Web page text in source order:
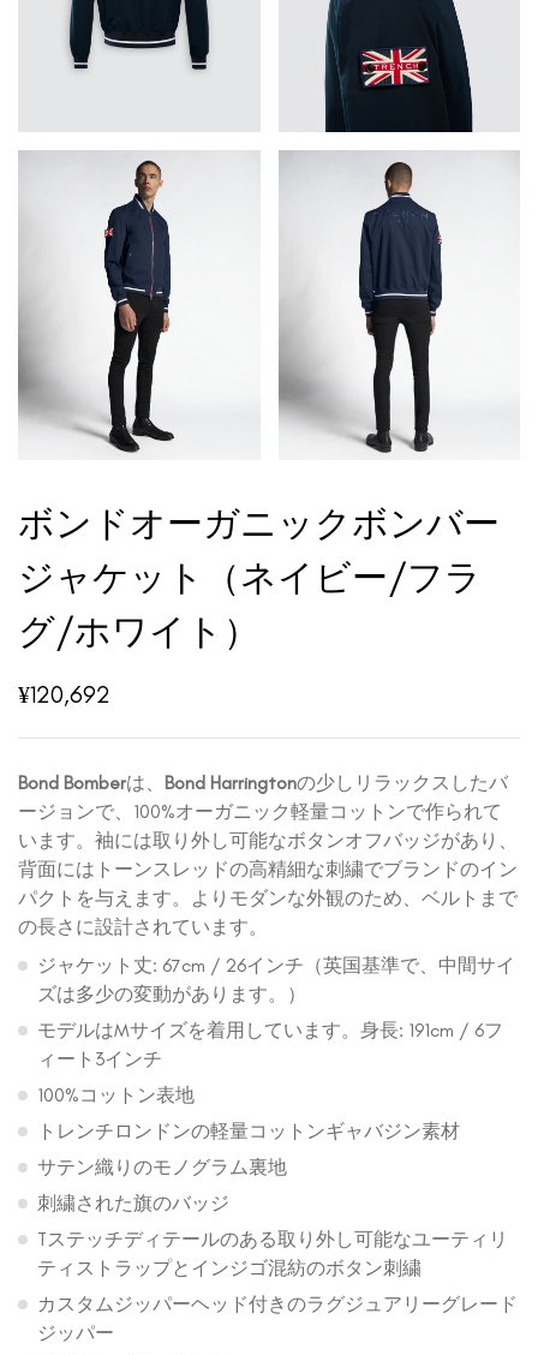
ボンドオーガニックボンバー
ジャケット（ネイビー/フラ
グ/ホワイト）
¥120,692
Bond Bomberは、 Bond Harringtonの少しリラックスしたバ
ージョンで、100%オーガニック軽量コットンで作られて
います。袖には取り外し可能なボタンオフバッジがあり、
背面にはトーンスレッドの高精細な刺繍でブランドのイン
パクトを与えます。よりモダンな外観のため、ベルトまで
の長さに設計されています。
ジャケット丈: 67cm / 26インチ（英国基準で、中間サイ
ズは多少の変動があります。）
モデルはMサイズを着用しています。身長: 191cm / 6フ
ィート3インチ
100%コットン表地
トレンチロンドンの軽量コットンギャバジン素材
サテン織りのモノグラム裏地
刺繍された旗のバッジ
Tステッチディテールのある取り外し可能なユーティリ
ティストラップとインジゴ混紡のボタン刺繍
カスタムジッパーヘッド付きのラグジュアリーグレード
ジッパー